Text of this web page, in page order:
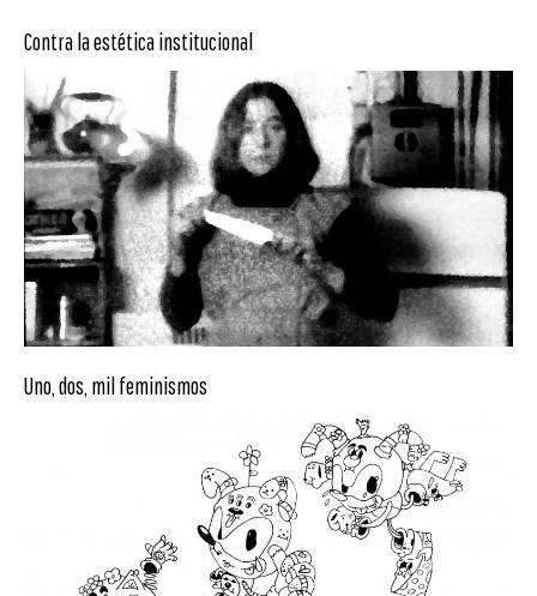
Contra la estética institucional
Uno, dos, mil feminismos